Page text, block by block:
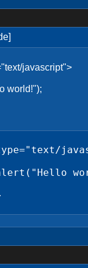
javascript">
world!");